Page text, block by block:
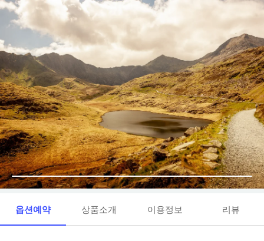
옵션예약 상품소개 이용정보 리뷰